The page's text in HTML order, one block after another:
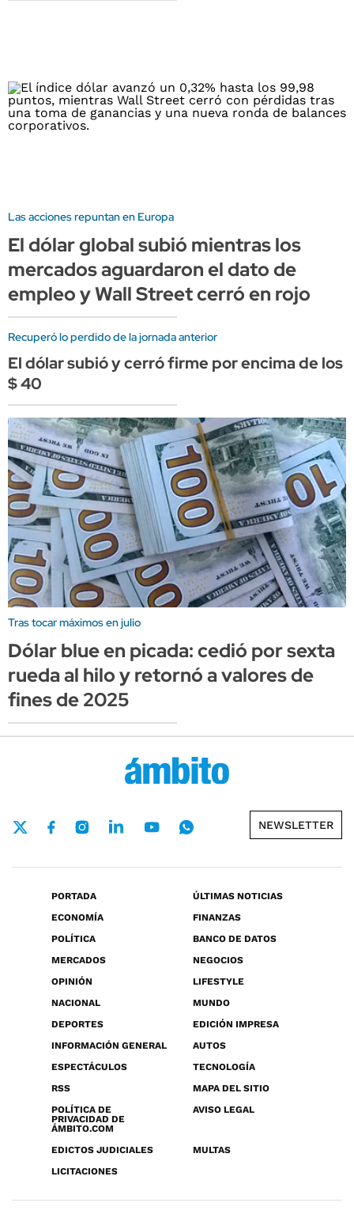
Las acciones repuntan en Europa
El dólar global subió mientras los
mercados aguardaron el dato de
empleo y Wall Street cerró en rojo
Recuperó lo perdido de la jornada anterior
El dólar subió y cerró firme por encima de los
$ 40
Tras tocar máximos en julio
Dólar blue en picada: cedió por sexta
rueda al hilo y retornó a valores de
fines de 2025
NEWSLETTER
PORTADA
ÚLTIMAS NOTICIAS
ECONOMÍA
FINANZAS
POLÍTICA
BANCO DE DATOS
MERCADOS
NEGOCIOS
OPINIÓN
LIFESTYLE
NACIONAL
MUNDO
DEPORTES
EDICIÓN IMPRESA
INFORMACIÓN GENERAL
AUTOS
ESPECTÁCULOS
TECNOLOGÍA
RSS
MAPA DEL SITIO
POLÍTICA DE
PRIVACIDAD DE
ÁMBITO.COM
AVISO LEGAL
EDICTOS JUDICIALES
MULTAS
LICITACIONES